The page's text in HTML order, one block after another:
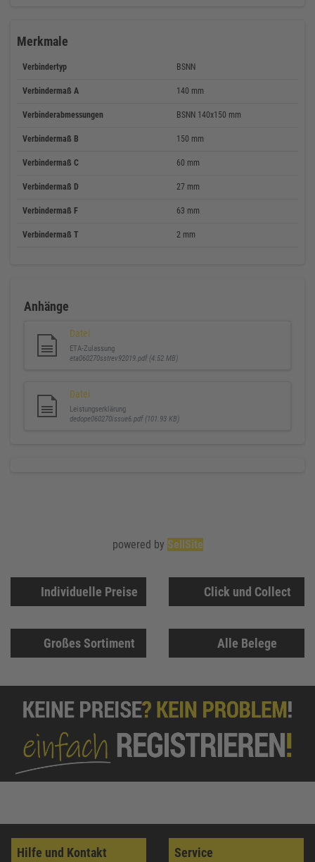
Merkmale
Verbindertyp BSNN
Verbindermaß A 140 mm
Verbinderabmessungen BSNN 140x150 mm
Verbindermaß B 150 mm
Verbindermaß C 60 mm
Verbindermaß D 27 mm
Verbindermaß F 63 mm
Verbindermaß T 2 mm
Anhänge
Datei
ETA-Zulassung
eta060270sstrev92019.pdf (4.52 MB)
Datei
Leistungserklärung
dedope060270issue6.pdf (101.93 KB)
Individuelle Preise Click und Collect
Großes Sortiment Alle Belege
Hilfe und Kontakt Service
powered by SellSite